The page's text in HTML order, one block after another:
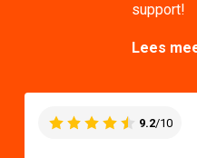
support!
Lees
9.2/10